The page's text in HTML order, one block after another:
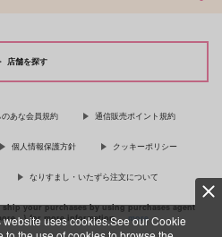
uses cookies.See our Cookie
店舗を探す
のあな会員規約 通信販売ポイント規約
個人情報保護方針 クッキーポリシー
なりすまし・いたずら注文について
your purchases by using purchases agent
for more information …more